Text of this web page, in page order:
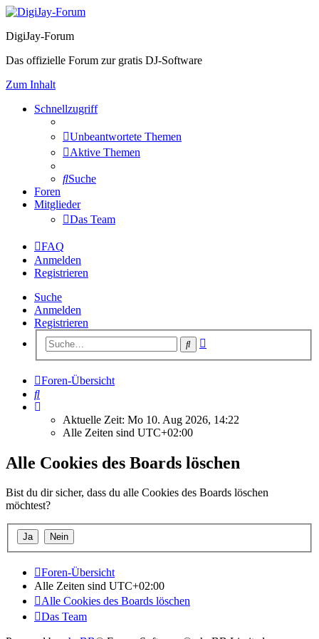
DigiJay-Forum
Das offizielle Forum zur gratis DJ-Software
Zum Inhalt
Schnellzugriff
Unbeantwortete Themen
Aktive Themen
Suche
Foren
Mitglieder
Das Team
FAQ
Anmelden
Registrieren
Suche
Anmelden
Registrieren
Suche
Foren-Übersicht
Suche
Aktuelle Zeit: Mo 10. Aug 2026, 14:22
Alle Zeiten sind UTC+02:00
Alle Cookies des Boards löschen
Bist du dir sicher, dass du alle Cookies des Boards löschen
möchtest?
Foren-Übersicht
Alle Zeiten sind UTC+02:00
Alle Cookies des Boards löschen
Das Team